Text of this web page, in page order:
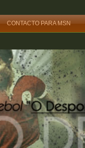
CONTACTO PARA MSN